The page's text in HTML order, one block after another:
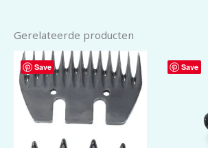
Gerelateerde producten
Save Save